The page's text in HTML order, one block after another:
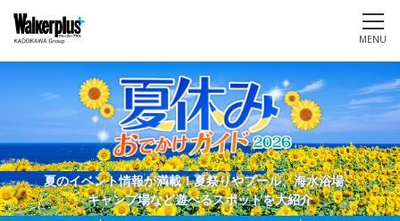
MENU
夏のイベント情報が満載！夏祭りやプール、海水浴場、
キャンプ場など遊べるスポットを大紹介